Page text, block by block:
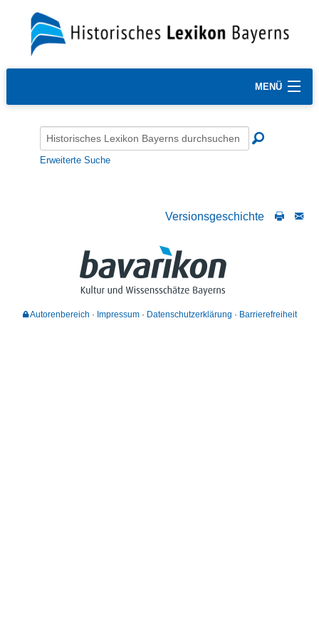
MENÜ
Erweiterte Suche
Versionsgeschichte
Autorenbereich Impressum Datenschutzerklärung Barrierefreiheit